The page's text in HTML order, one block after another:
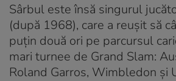
Sârbul este însă singurul
(după 1968), care a reuşit să
puţin două ori pe parcursul
mari turnee de Grand Slam:
Roland Garros, Wimbledon şi